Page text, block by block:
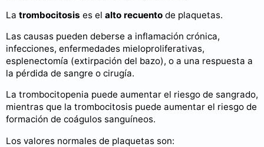
La trombocitosis es el alto recuento de plaquetas.
Las causas pueden deberse a inflamación crónica,
infecciones, enfermedades mieloproliferativas,
esplenectomía (extirpación del bazo), o a una respuesta a
la pérdida de sangre o cirugía.
La trombocitopenia puede aumentar el riesgo de sangrado,
mientras que la trombocitosis puede aumentar el riesgo de
formación de coágulos sanguíneos.
Los valores normales de plaquetas son: